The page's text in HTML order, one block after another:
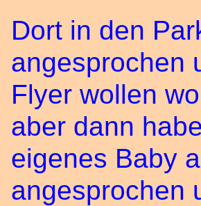
Dort in den
angesprochen
Flyer wollen
aber dann
eigenes Baby
angesprochen